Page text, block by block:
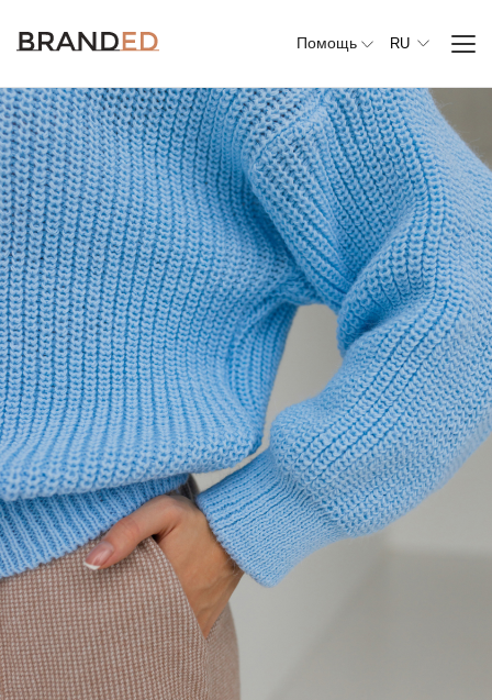
Помощь RU
Вся
одежда
Верхняя
одежда
Джемперы,
свитеры и
кардиганы
Комплекты и
повседневные
костюмы
Спортивные
костюмы
Худи и
свитшоты
Блузки
и
рубашки